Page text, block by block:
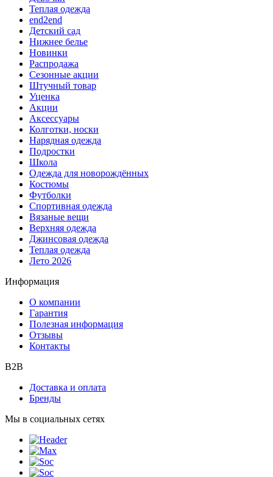
Теплая одежда
end2end
Детский сад
Нижнее белье
Новинки
Распродажа
Сезонные акции
Штучный товар
Уценка
Акции
Аксессуары
Колготки, носки
Нарядная одежда
Подростки
Школа
Одежда для новорождённых
Костюмы
Футболки
Спортивная одежда
Вязаные вещи
Верхняя одежда
Джинсовая одежда
Теплая одежда
Лето 2026
Информация
О компании
Гарантия
Полезная информация
Отзывы
Контакты
B2B
Доставка и оплата
Бренды
Мы в социальных сетях